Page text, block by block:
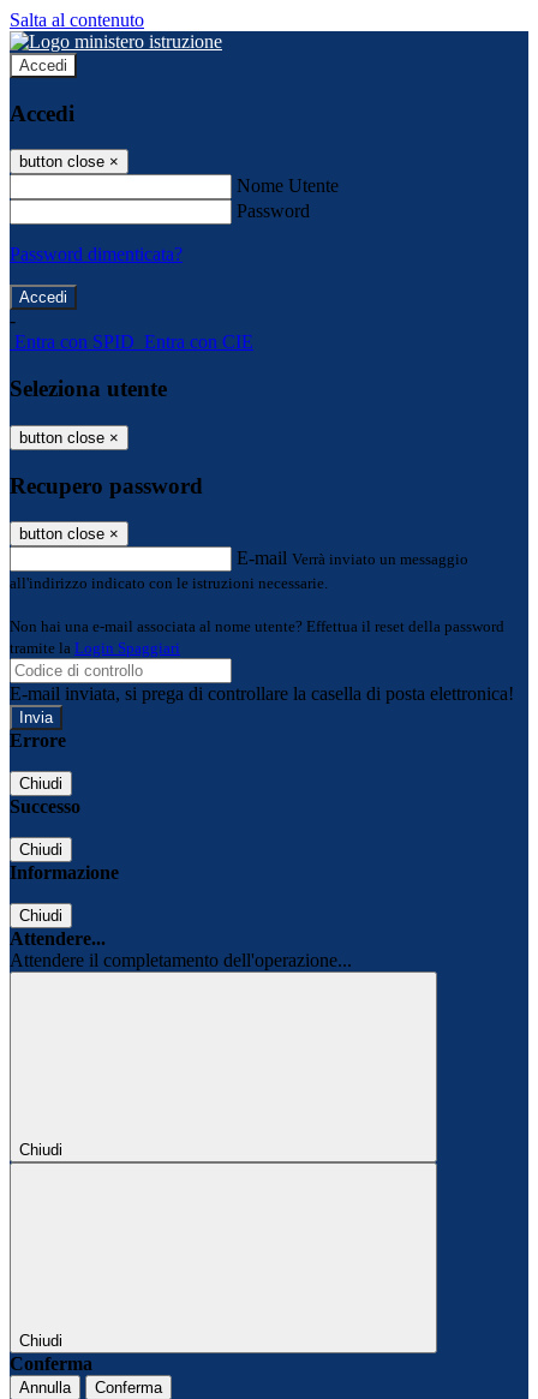
Salta al contenuto
Accedi
Accedi
button close ×
Nome Utente
Password
Password dimenticata?
-
Entra con SPID Entra con CIE
Seleziona utente
button close ×
Recupero password
button close ×
E-mail Verrà inviato un messaggio
all'indirizzo indicato con le istruzioni necessarie.
Non hai una e-mail associata al nome utente? Effettua il reset della password
tramite la Login Spaggiari
E-mail inviata, si prega di controllare la casella di posta elettronica!
Errore
Chiudi
Successo
Chiudi
Informazione
Chiudi
Attendere...
Attendere il completamento dell'operazione...
Chiudi
Chiudi
Conferma
Annulla Conferma